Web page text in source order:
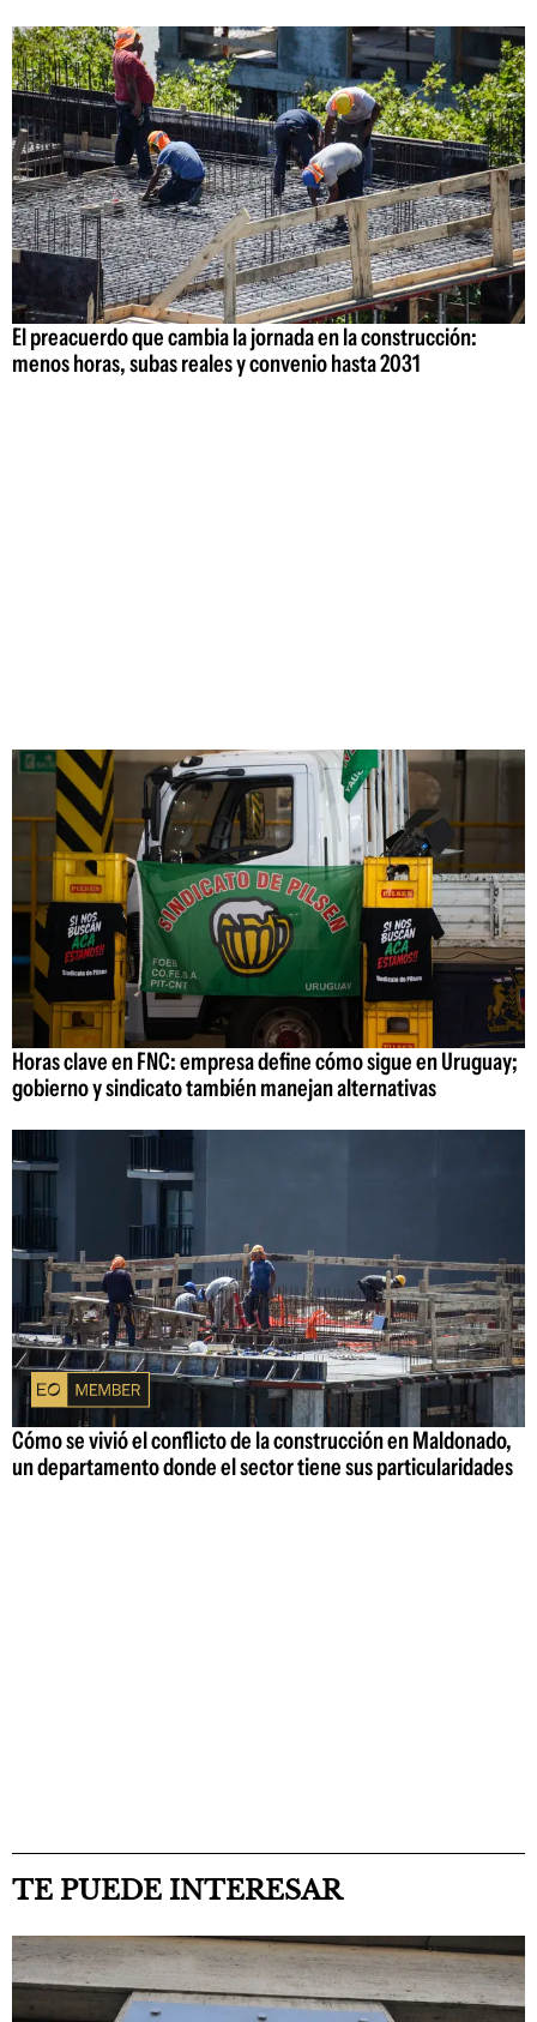
El preacuerdo que cambia la jornada en la construcción:
menos horas, subas reales y convenio hasta 2031
Horas clave en FNC: empresa define cómo sigue en Uruguay;
gobierno y sindicato también manejan alternativas
Cómo se vivió el conflicto de la construcción en Maldonado,
un departamento donde el sector tiene sus particularidades
TE PUEDE INTERESAR